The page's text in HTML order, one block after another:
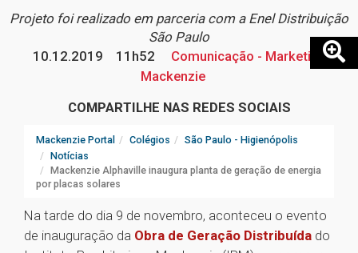
Projeto foi realizado em parceria com a Enel Distribuição
São Paulo
10.12.2019
11h52
Comunicação - Marketing
Mackenzie
COMPARTILHE NAS REDES SOCIAIS
Mackenzie Portal Colégios
São Paulo - Higienópolis
Notícias
Mackenzie Alphaville inaugura planta de geração de energia
por placas solares
Na tarde do dia 9 de novembro, aconteceu o evento
de inauguração da Obra de Geração Distribuída do